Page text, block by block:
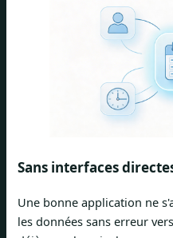
Sans interfaces
Une bonne application ne
les données sans erreur